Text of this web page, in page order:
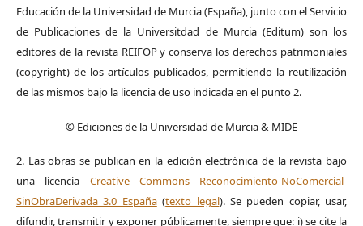
Educación de la Universidad de Murcia (España), junto con el Servicio
de Publicaciones de la Universitdad de Murcia (Editum) son los
editores de la revista REIFOP y conserva los derechos patrimoniales
(copyright) de los artículos publicados, permitiendo la reutilización
de las mismos bajo la licencia de uso indicada en el punto 2.
© Ediciones de la Universidad de Murcia & MIDE
2. Las obras se publican en la edición electrónica de la revista bajo
una licencia Creative Commons Reconocimiento-NoComercial-
SinObraDerivada 3.0 España(texto legal). Se pueden copiar, usar,
difundir, transmitir y exponer públicamente, siempre que: i) se cite la